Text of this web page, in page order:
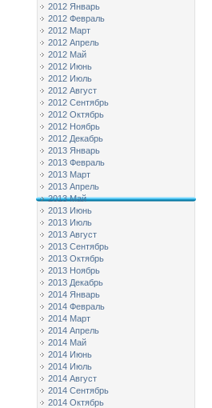
2012 Январь
2012 Февраль
2012 Март
2012 Апрель
2012 Май
2012 Июнь
2012 Июль
2012 Август
2012 Сентябрь
2012 Октябрь
2012 Ноябрь
2012 Декабрь
2013 Январь
2013 Февраль
2013 Март
2013 Апрель
2013 Май
2013 Июнь
2013 Июль
2013 Август
2013 Сентябрь
2013 Октябрь
2013 Ноябрь
2013 Декабрь
2014 Январь
2014 Февраль
2014 Март
2014 Апрель
2014 Май
2014 Июнь
2014 Июль
2014 Август
2014 Сентябрь
2014 Октябрь